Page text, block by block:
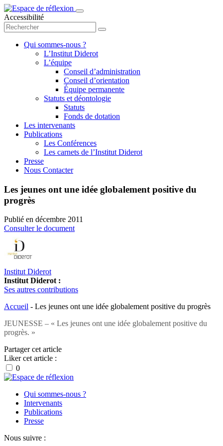
Accessibilité
Qui sommes-nous ?
L’Institut Diderot
L’équipe
Conseil d’administration
Conseil d’orientation
Équipe permanente
Statuts et déontologie
Statuts
Fonds de dotation
Les intervenants
Publications
Les Conférences
Les carnets de l’Institut Diderot
Presse
Nous Contacter
Les jeunes ont une idée globalement positive du
progrès
Publié en décembre 2011
Consulter le document
Institut Diderot
Institut Diderot :
Ses autres contributions
Accueil - Les jeunes ont une idée globalement positive du progrès
JEUNESSE – « Les jeunes ont une idée globalement positive du
progrès. »
Partager cet article
Liker cet article :
0
Qui sommes-nous ?
Intervenants
Publications
Presse
Nous suivre :